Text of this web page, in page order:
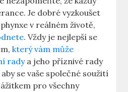
Je dobré vyzkoušet
v reálném životě,
. Vždy je nejlepší se
který vám může
radya jeho příznivé rady
se vaše společné soužití
pro všechny